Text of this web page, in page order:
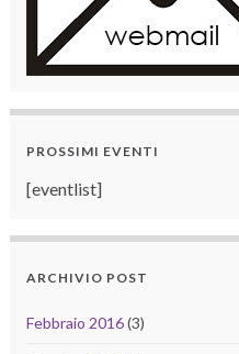
PROSSIMI EVENTI
[eventlist]
ARCHIVIO POST
Febbraio 2016(3)